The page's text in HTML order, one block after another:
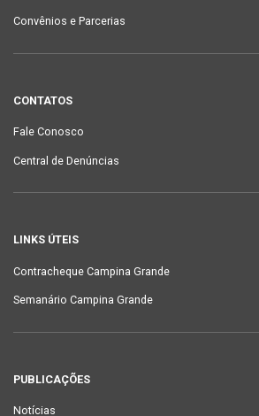
Convênios e Parcerias
CONTATOS
Fale Conosco
Central de Denúncias
LINKS ÚTEIS
Contracheque Campina Grande
Semanário Campina Grande
PUBLICAÇÕES
Notícias